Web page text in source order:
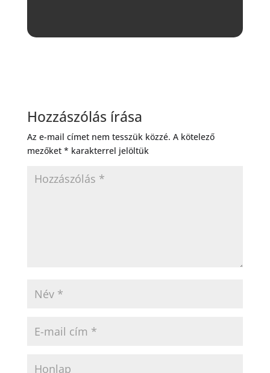
Hozzászólás írása
Az e-mail címet nem tesszük közzé. A kötelező
mezőket * karakterrel jelöltük